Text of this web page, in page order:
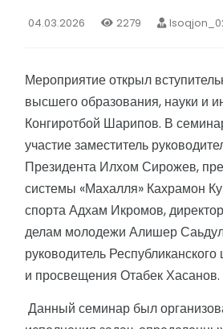
04.03.2026 2279
Мероприятие открыл
высшего образования, науки и
Конгиротбой Шарипов. В
участие заместитель
Президента Илхом Сирожев,
системы «Махалля» Кахрамон
спорта Адхам Икромов,
делам молодежи Алишер
руководитель
и просвещения Отабек Хасанов.
Данный семинар был